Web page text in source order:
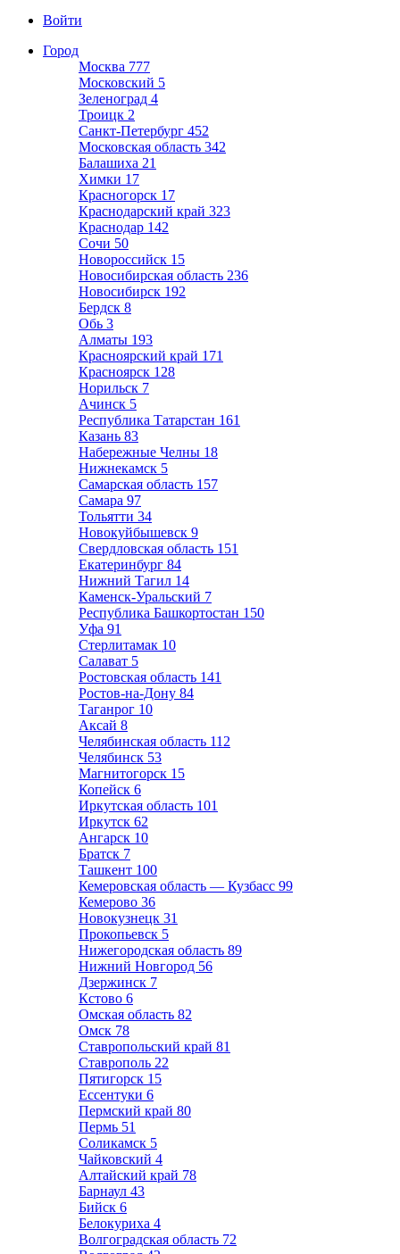
Войти
Город
Москва 777
Московский 5
Зеленоград 4
Троицк 2
Санкт-Петербург 452
Московская область 342
Балашиха 21
Химки 17
Красногорск 17
Краснодарский край 323
Краснодар 142
Сочи 50
Новороссийск 15
Новосибирская область 236
Новосибирск 192
Бердск 8
Обь 3
Алматы 193
Красноярский край 171
Красноярск 128
Норильск 7
Ачинск 5
Республика Татарстан 161
Казань 83
Набережные Челны 18
Нижнекамск 5
Самарская область 157
Самара 97
Тольятти 34
Новокуйбышевск 9
Свердловская область 151
Екатеринбург 84
Нижний Тагил 14
Каменск-Уральский 7
Республика Башкортостан 150
Уфа 91
Стерлитамак 10
Салават 5
Ростовская область 141
Ростов-на-Дону 84
Таганрог 10
Аксай 8
Челябинская область 112
Челябинск 53
Магнитогорск 15
Копейск 6
Иркутская область 101
Иркутск 62
Ангарск 10
Братск 7
Ташкент 100
Кемеровская область — Кузбасс 99
Кемерово 36
Новокузнецк 31
Прокопьевск 5
Нижегородская область 89
Нижний Новгород 56
Дзержинск 7
Кстово 6
Омская область 82
Омск 78
Ставропольский край 81
Ставрополь 22
Пятигорск 15
Ессентуки 6
Пермский край 80
Пермь 51
Соликамск 5
Чайковский 4
Алтайский край 78
Барнаул 43
Бийск 6
Белокуриха 4
Волгоградская область 72